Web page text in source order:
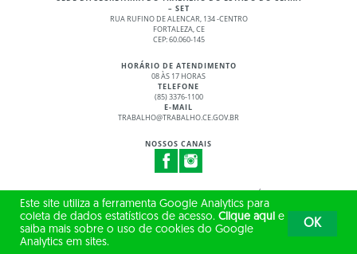
– SET
RUA RUFINO DE ALENCAR, 134 -CENTRO
FORTALEZA, CE
CEP: 60.060-145
HORÁRIO DE ATENDIMENTO
08 ÀS 17 HORAS
TELEFONE
(85) 3376-1100
E-MAIL
TRABALHO@TRABALHO.CE.GOV.BR
NOSSOS CANAIS
© 2017 - 2026 – GOVERNO DO ESTADO DO CEARÁ
TODOS OS DIREITOS RESERVADOS
Este site utiliza a ferramenta Google Analytics para
coleta de dados estatísticos de acesso. Clique aqui e
saiba mais sobre o uso de cookies do Google
Analytics em sites.
OK